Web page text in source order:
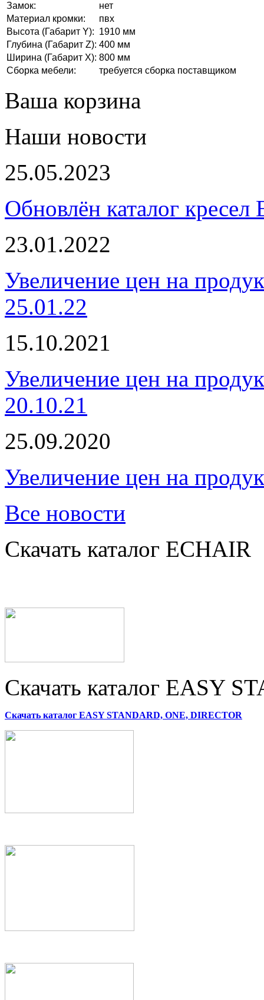
Замок:
нет
Материал кромки:
пвх
Высота (Габарит Y): 1910 мм
Глубина (Габарит Z): 400 мм
Ширина (Габарит X): 800 мм
Сборка мебели:
требуется сборка поставщиком
Ваша корзина
Наши новости
25.05.2023
Обновлён каталог кресел
23.01.2022
Увеличение цен на
25.01.22
15.10.2021
Увеличение цен на
20.10.21
25.09.2020
Увеличение цен на
Все новости
Скачать каталог ECHAIR
Скачать каталог EASY
Скачать каталог EASY STANDARD, ONE, DIRECTOR